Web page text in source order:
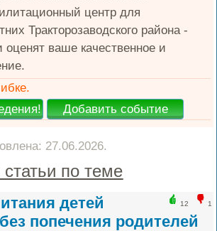
центр для
Тракторозаводского района -
оценят ваше качественное и
27.06.2026.
по теме
12 1
детей
попечения родителей